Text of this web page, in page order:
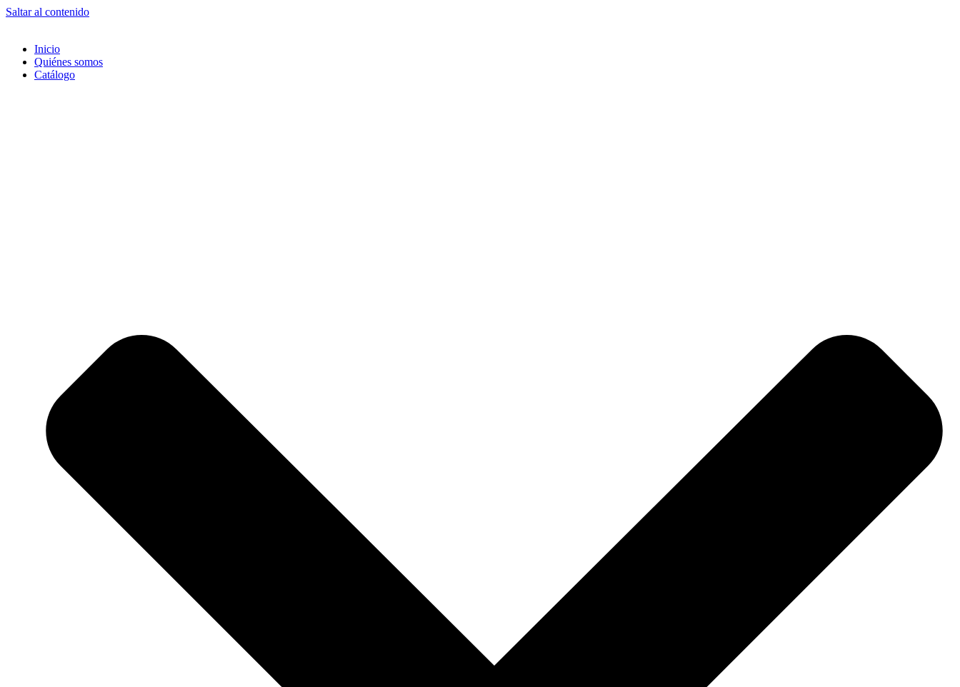
Saltar al contenido
Inicio
Quiénes somos
Catálogo